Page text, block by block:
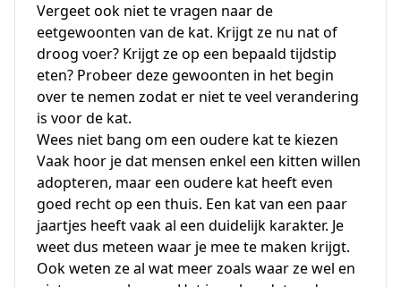
Vergeet ook niet te vragen naar de
eetgewoonten van de kat. Krijgt ze nu nat of
droog voer? Krijgt ze op een bepaald tijdstip
eten? Probeer deze gewoonten in het begin
over te nemen zodat er niet te veel verandering
is voor de kat.
Wees niet bang om een oudere kat te kiezen
Vaak hoor je dat mensen enkel een kitten willen
adopteren, maar een oudere kat heeft even
goed recht op een thuis. Een kat van een paar
jaartjes heeft vaak al een duidelijk karakter. Je
weet dus meteen waar je mee te maken krijgt.
Ook weten ze al wat meer zoals waar ze wel en